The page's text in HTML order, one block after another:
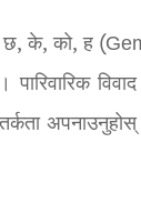
छ, के, को, ह